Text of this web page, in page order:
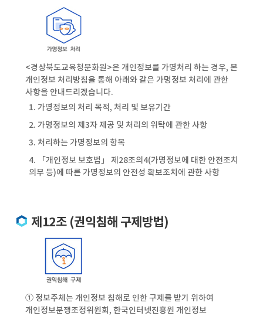
<경상북도교육청문화원>은 개인정보를 가명처리 하는 경우, 본
개인정보 처리방침을 통해 아래와 같은 가명정보 처리에 관한
사항을 안내드리겠습니다.
1. 가명정보의 처리 목적, 처리 및 보유기간
2. 가명정보의 제3자 제공 및 처리의 위탁에 관한 사항
3. 처리하는 가명정보의 항목
4. 「개인정보 보호법」 제28조의4(가명정보에 대한 안전조치
의무 등)에 따른 가명정보의 안전성 확보조치에 관한 사항
제12조 (권익침해 구제방법)
① 정보주체는 개인정보 침해로 인한 구제를 받기 위하여
개인정보분쟁조정위원회, 한국인터넷진흥원 개인정보